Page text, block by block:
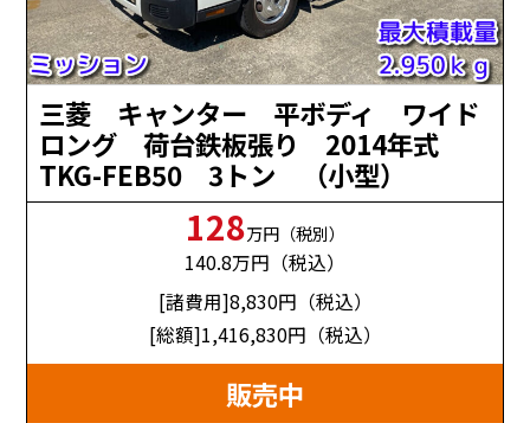
三菱 キャンター 平ボディ ワイド
ロング 荷台鉄板張り 2014年式
TKG-FEB50 3トン （小型）
128万円（税別）
140.8万円（税込）
[諸費用]8,830円（税込）
[総額]1,416,830円（税込）
販売中